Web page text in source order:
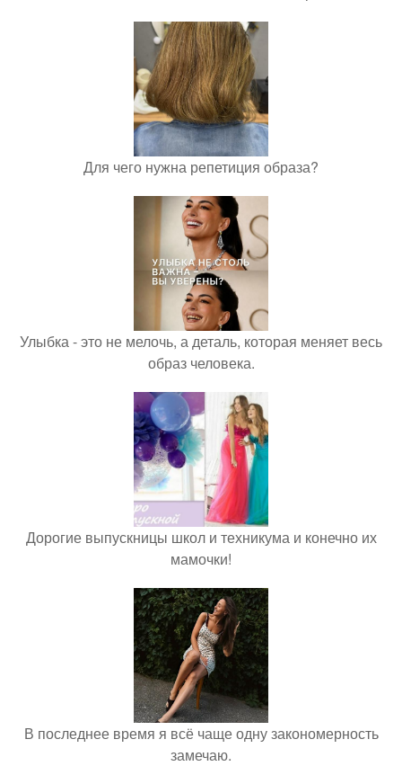
Для чего нужна репетиция образа?
Улыбка - это не мелочь, а деталь, которая меняет весь
образ человека.
Дорогие выпускницы школ и техникума и конечно их
мамочки!
В последнее время я всё чаще одну закономерность
замечаю.